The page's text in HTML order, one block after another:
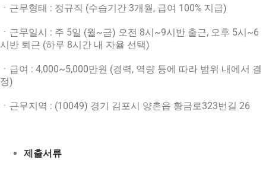
ㆍ근무형태 : 정규직 (수습기간 3개월, 급여 100% 지급)
ㆍ근무일시 : 주 5일 (월~금) 오전 8시~9시반 출근, 오후 5시~6
시반 퇴근 (하루 8시간 내 자율 선택)
ㆍ급여 : 4,000~5,000만원 (경력, 역량 등에 따라 범위 내에서 결
정)
ㆍ근무지역 : (10049) 경기 김포시 양촌읍 황금로323번길 26
제출서류